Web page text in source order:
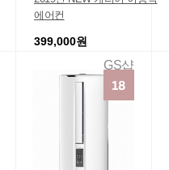
에어컨
399,000원
GS샵